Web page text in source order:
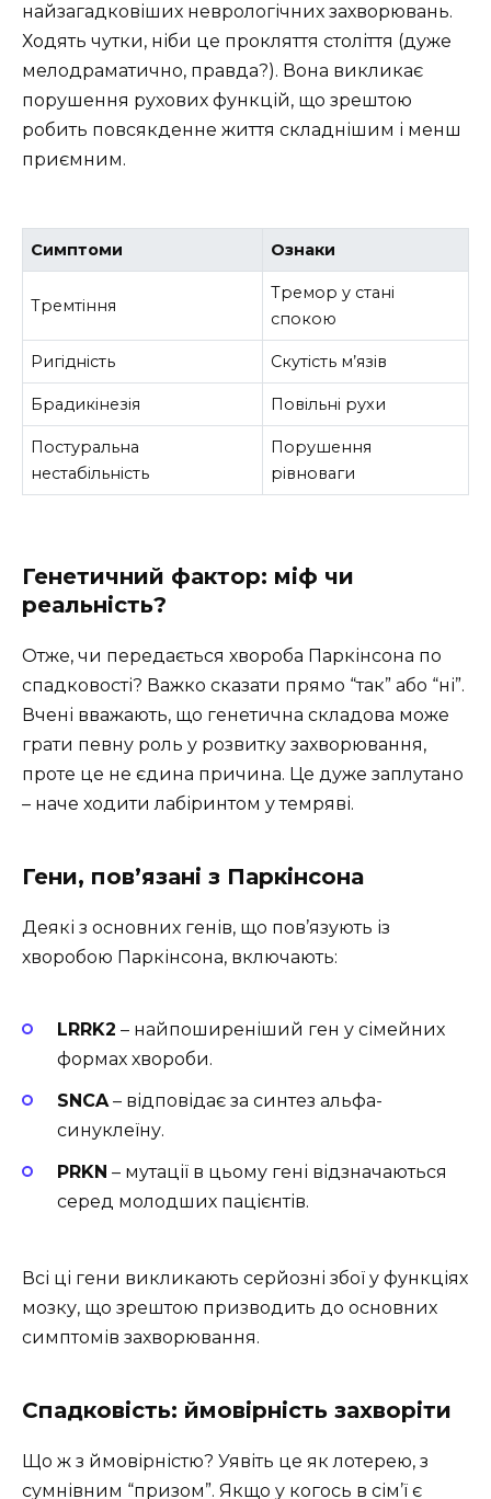
найзагадковіших неврологічних захворювань.
Ходять чутки, ніби це прокляття століття (дуже
мелодраматично, правда?). Вона викликає
порушення рухових функцій, що зрештою
робить повсякденне життя складнішим і менш
приємним.
Симптоми Ознаки
Тремтіння
Тремор у стані
спокою
Ригідність Скутість м’язів
Брадикінезія Повільні рухи
Постуральна
нестабільність
Порушення
рівноваги
Генетичний фактор: міф чи
реальність?
Отже, чи передається хвороба Паркінсона по
спадковості? Важко сказати прямо “так” або “ні”.
Вчені вважають, що генетична складова може
грати певну роль у розвитку захворювання,
проте це не єдина причина. Це дуже заплутано
– наче ходити лабіринтом у темряві.
Гени, пов’язані з Паркінсона
Деякі з основних генів, що пов’язують із
хворобою Паркінсона, включають:
LRRK2 – найпоширеніший ген у сімейних
формах хвороби.
SNCA– відповідає за синтез альфа-
синуклеїну.
PRKN – мутації в цьому гені відзначаються
серед молодших пацієнтів.
Всі ці гени викликають серйозні збої у функціях
мозку, що зрештою призводить до основних
симптомів захворювання.
Спадковість: ймовірність захворіти
Що ж з ймовірністю? Уявіть це як лотерею, з
сумнівним “призом”. Якщо у когось в сім’ї є